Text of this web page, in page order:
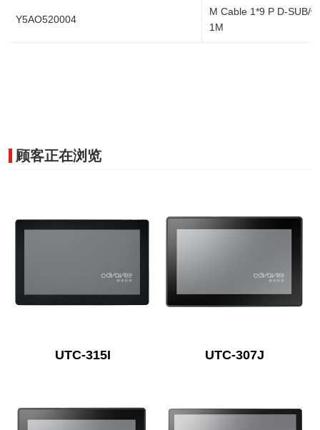
Y5AO520004
M Cable 1*9 P D-SUB/
1M
顾客正在浏览
UTC-315I UTC-307J